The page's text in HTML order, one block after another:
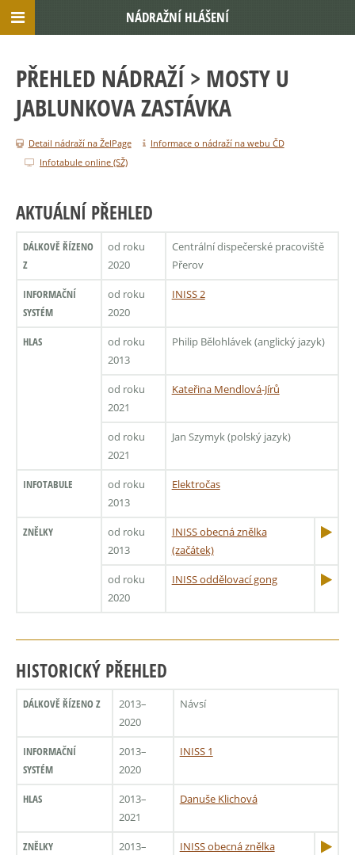
PŘEHLED NÁDRAŽÍ > MOSTY U
JABLUNKOVA ZASTÁVKA
Detail nádraží na ŽelPage
Informace o nádraží na webu ČD
Infotabule online (SŽ)
AKTUÁLNÍ PŘEHLED
DÁLKOVĚ ŘÍZENO
Z
od roku
2020
Centrální dispečerské pracoviště
Přerov
INFORMAČNÍ
SYSTÉM
od roku
2020
INISS 2
HLAS
od roku
2013
Philip Bělohlávek (anglický jazyk)
od roku
2021
Kateřina Mendlová-Jírů
od roku
2021
Jan Szymyk (polský jazyk)
INFOTABULE
od roku
2013
Elektročas
ZNĚLKY
od roku
2013
INISS obecná znělka
(začátek)
od roku
2020
INISS oddělovací gong
HISTORICKÝ PŘEHLED
DÁLKOVĚ ŘÍZENO Z
2013–
2020
Návsí
INFORMAČNÍ
SYSTÉM
2013–
2020
INISS 1
HLAS
2013–
2021
Danuše Klichová
ZNĚLKY
2013–
INISS obecná znělka
NÁDRAŽNÍ HLÁŠENÍ